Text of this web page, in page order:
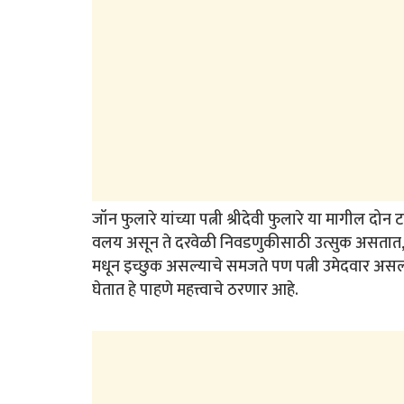
जॉन फुलारे यांच्या पत्नी श्रीदेवी फुलारे या मागील
वलय असून ते दरवेळी निवडणुकीसाठी उत्सुक
मधून इच्छुक असल्याचे समजते पण पत्नी उमेदवार
घेतात हे पाहणे महत्त्वाचे ठरणार आहे.